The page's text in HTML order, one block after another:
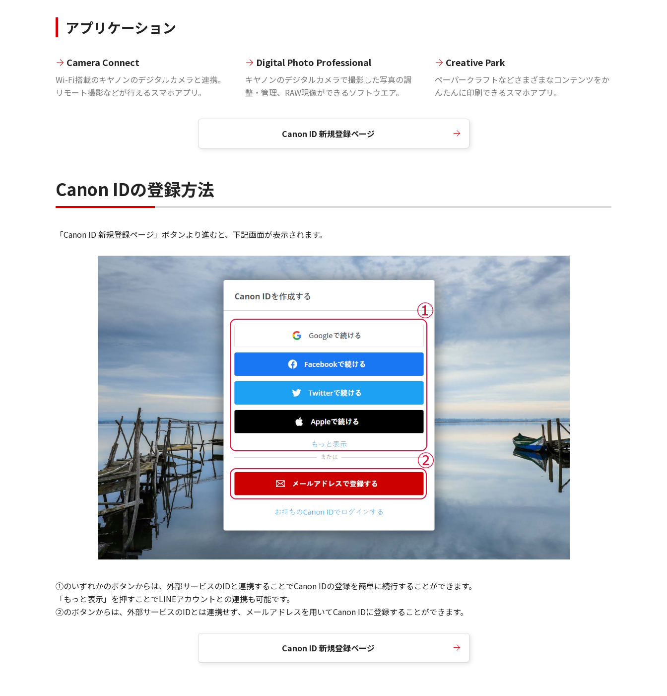
アプリケーション
Camera Connect
Wi-Fi搭載のキヤノンのデジタルカメラと連携。
リモート撮影などが行えるスマホアプリ。
Digital Photo Professional
キヤノンのデジタルカメラで撮影した写真の調
整・管理、RAW現像ができるソフトウエア。
Creative Park
ペーパークラフトなどさまざまなコンテンツをか
んたんに印刷できるスマホアプリ。
Canon ID 新規登録ページ
Canon IDの登録方法
「Canon ID 新規登録ページ」ボタンより進むと、下記画面が表示されます。
①のいずれかのボタンからは、外部サービスのIDと連携することでCanon IDの登録を簡単に続行することができます。
「もっと表示」を押すことでLINEアカウントとの連携も可能です。
②のボタンからは、外部サービスのIDとは連携せず、メールアドレスを用いてCanon IDに登録することができます。
Canon ID 新規登録ページ